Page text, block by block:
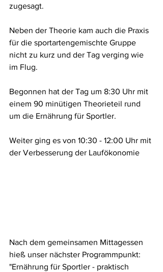
zugesagt.
Neben der Theorie kam auch die Praxis
für die sportartengemischte Gruppe
nicht zu kurz und der Tag verging wie
im Flug.
Begonnen hat der Tag um 8:30 Uhr mit
einem 90 minütigen Theorieteil rund
um die Ernährung für Sportler.
Weiter ging es von 10:30 - 12:00 Uhr mit
der Verbesserung der Laufökonomie
Nach dem gemeinsamen Mittagessen
hieß unser nächster Programmpunkt:
"Ernährung für Sportler - praktisch